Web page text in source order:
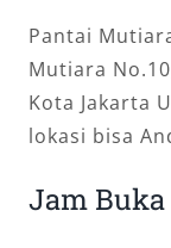
Pantai
Mutiara
Kota Jakarta
lokasi bisa
Jam